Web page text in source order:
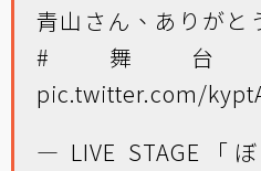
青山さん、ありがと
#舞台
pic.twitter.com/
— LIVE STAGE「